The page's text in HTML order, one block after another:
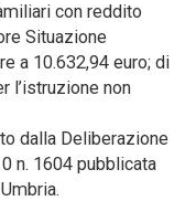
con reddito
Situazione
a 10.632,94 euro; di
l’istruzione non
dalla Deliberazione
n. 1604 pubblicata